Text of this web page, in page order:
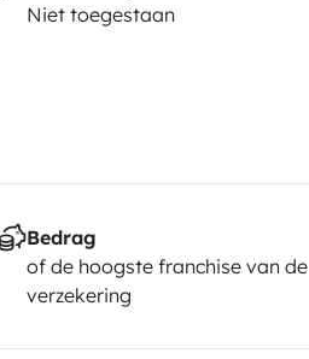
Niet toegestaan
Bedrag
of de hoogste franchise van de
verzekering